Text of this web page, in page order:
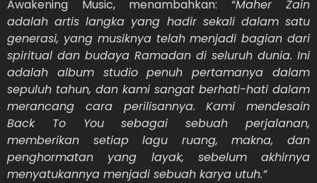
Awakening Music, menambahkan: “Maher Zain
adalah artis langka yang hadir sekali dalam satu
generasi, yang musiknya telah menjadi bagian dari
spiritual dan budaya Ramadan di seluruh dunia. Ini
adalah album studio penuh pertamanya dalam
sepuluh tahun, dan kami sangat berhati-hati dalam
merancang cara perilisannya. Kami mendesain
Back To You sebagai sebuah perjalanan,
memberikan setiap lagu ruang, makna, dan
penghormatan yang layak, sebelum akhirnya
menyatukannya menjadi sebuah karya utuh.”